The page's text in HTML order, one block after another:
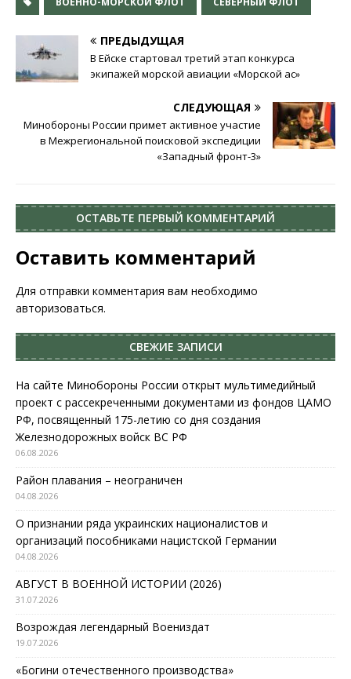
ПРЕДЫДУЩАЯ
В Ейске стартовал третий этап конкурса
экипажей морской авиации «Морской ас»
СЛЕДУЮЩАЯ
Минобороны России примет активное участие
в Межрегиональной поисковой экспедиции
«Западный фронт-3»
ОСТАВЬТЕ ПЕРВЫЙ КОММЕНТАРИЙ
Оставить комментарий
Для отправки комментария вам необходимо
авторизоваться.
СВЕЖИЕ ЗАПИСИ
На сайте Минобороны России открыт мультимедийный
проект с рассекреченными документами из фондов ЦАМО
РФ, посвященный 175-летию со дня создания
Железнодорожных войск ВС РФ
06.08.2026
Район плавания – неограничен
04.08.2026
О признании ряда украинских националистов и
организаций пособниками нацистской Германии
04.08.2026
АВГУСТ В ВОЕННОЙ ИСТОРИИ (2026)
31.07.2026
Возрождая легендарный Воениздат
19.07.2026
«Богини отечественного производства»